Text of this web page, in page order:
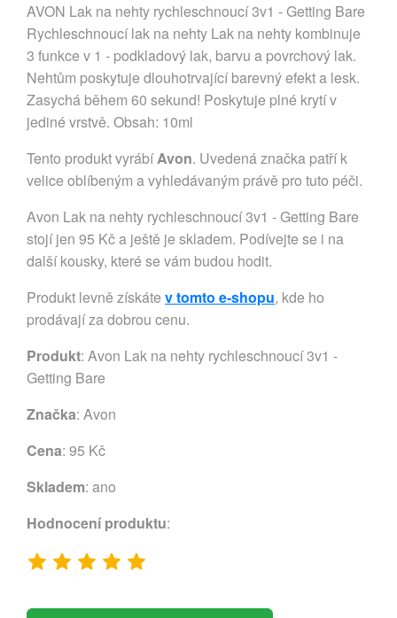
AVON Lak na nehty rychleschnoucí 3v1 - Getting Bare
Rychleschnoucí lak na nehty Lak na nehty kombinuje
3 funkce v 1 - podkladový lak, barvu a povrchový lak.
Nehtům poskytuje dlouhotrvající barevný efekt a lesk.
Zasychá během 60 sekund! Poskytuje plné krytí v
jediné vrstvě. Obsah: 10ml
Tento produkt vyrábíAvon. Uvedená značka patří k
velice oblíbeným a vyhledávaným právě pro tuto péči.
Avon Lak na nehty rychleschnoucí 3v1 - Getting Bare
stojí jen 95 Kč a ještě je skladem. Podívejte se i na
další kousky, které se vám budou hodit.
Produkt levně získáte v tomto e-shopu, kde ho
prodávají za dobrou cenu.
Produkt: Avon Lak na nehty rychleschnoucí 3v1 -
Getting Bare
Značka: Avon
Cena: 95 Kč
Skladem: ano
Hodnocení produktu: